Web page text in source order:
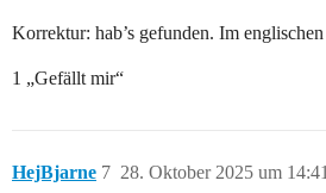
Korrektur: hab’s gefunden. Im
1 „Gefällt mir“
HejBjarne 28. Oktober 2025 um
7